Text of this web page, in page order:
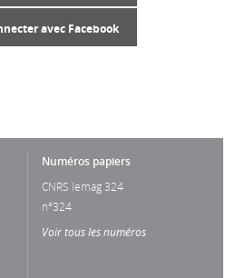
avec Facebook
Numéros papiers
CNRS lemag 324
n°324
Voir tous les numéros